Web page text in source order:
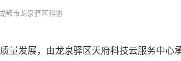
都市龙泉驿区科协
发展，由龙泉驿区天府科技云服务中心